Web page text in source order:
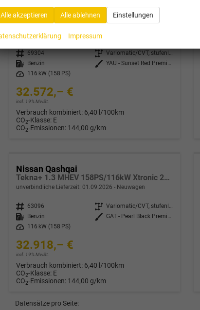
Nissan Qashqai
unverbindliche Lieferzeit:4 Wochen
Fahrzeugnr. 69304 Getriebe
Variomatic/CVT, stufenlos
Kraftstoff
Benzin Außenfarbe
YAU - Sunset Red Premium Met. mit Dach in Solid Black
Leistung
116 kW (158 PS)
32.572,– €
incl. 19% MwSt.
Verbrauch kombiniert: 6,40 l/100km
CO2-Klasse: E
CO2-Emissionen: 144,00 g/km
Nissan Qashqai
Tekna+ 1.3 MHEV 158PS/116kW Xtronic 2026 +20"ALU+PANO+BOSE+HuD
unverbindliche Lieferzeit: 01.09.2026 Neuwagen
Fahrzeugnr. 63096 Getriebe
Variomatic/CVT, stufenlos
Kraftstoff
Benzin Außenfarbe
GAT - Pearl Black Premium Perleffekt
Leistung
116 kW (158 PS)
32.918,– €
incl. 19% MwSt.
Verbrauch kombiniert: 6,40 l/100km
CO2-Klasse: E
CO2-Emissionen: 144,00 g/km
Datensätze pro Seite:
Alle akzeptieren Alle ablehnen Einstellungen
Impressum